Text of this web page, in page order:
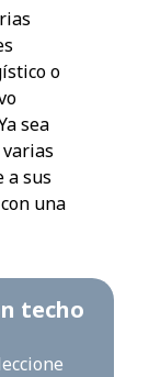
o
sea
a sus
una
techo